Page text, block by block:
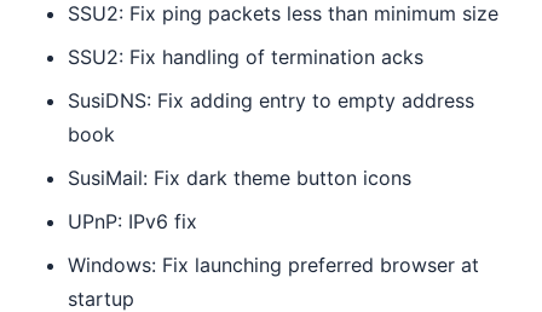
SSU2: Fix ping packets less than minimum size
SSU2: Fix handling of termination acks
SusiDNS: Fix adding entry to empty address
book
SusiMail: Fix dark theme button icons
UPnP: IPv6 fix
Windows: Fix launching preferred browser at
startup